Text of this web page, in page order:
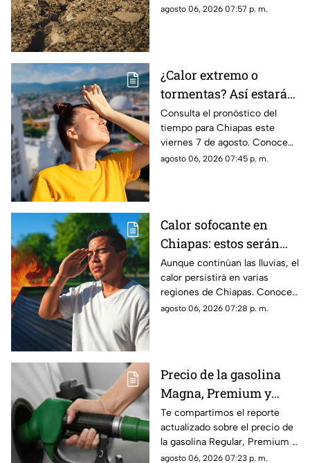
contamos todos los detalles
agosto 06, 2026 07:57 p. m.
¿Calor extremo o
tormentas? Así estará
el clima este viernes 7
de agosto en Chiapas
Consulta el pronóstico del
tiempo para Chiapas este
viernes 7 de agosto. Conoce
las regiones con probabilidad
agosto 06, 2026 07:45 p. m.
Calor sofocante en
Chiapas: estos serán
los municipios con las
temperaturas más altas
este viernes 7 de agosto
Aunque continúan las lluvias, el
calor persistirá en varias
regiones de Chiapas. Conoce
cuáles serán los municipios
agosto 06, 2026 07:28 p. m.
Precio de la gasolina
Magna, Premium y
Diésel en Chiapas:
costo por municipio
este viernes 7 de agosto
Te compartimos el reporte
actualizado sobre el precio de
la gasolina Regular, Premium y
Diésel en las estaciones de
agosto 06, 2026 07:23 p. m.